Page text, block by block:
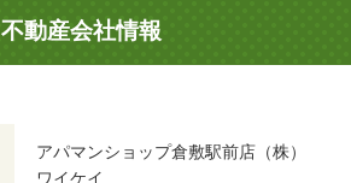
不動産会社情報
アパマンショップ倉敷駅前店（株）
ワイケイ